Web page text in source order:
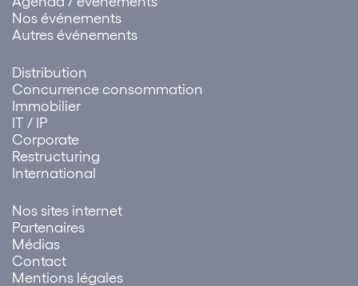
Nos événements
Autres événements
Distribution
Concurrence consommation
Immobilier
IT / IP
Corporate
Restructuring
International
Nos sites internet
Partenaires
Médias
Contact
Mentions légales